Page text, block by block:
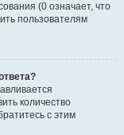
(0 означает, что
пользователям
количество
с этим